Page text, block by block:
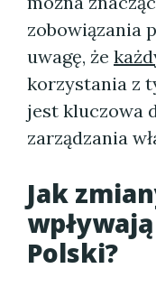
zobowiązania
uwagę, że
korzystania z
jest kluczowa
zarządzania
Jak
Polski?